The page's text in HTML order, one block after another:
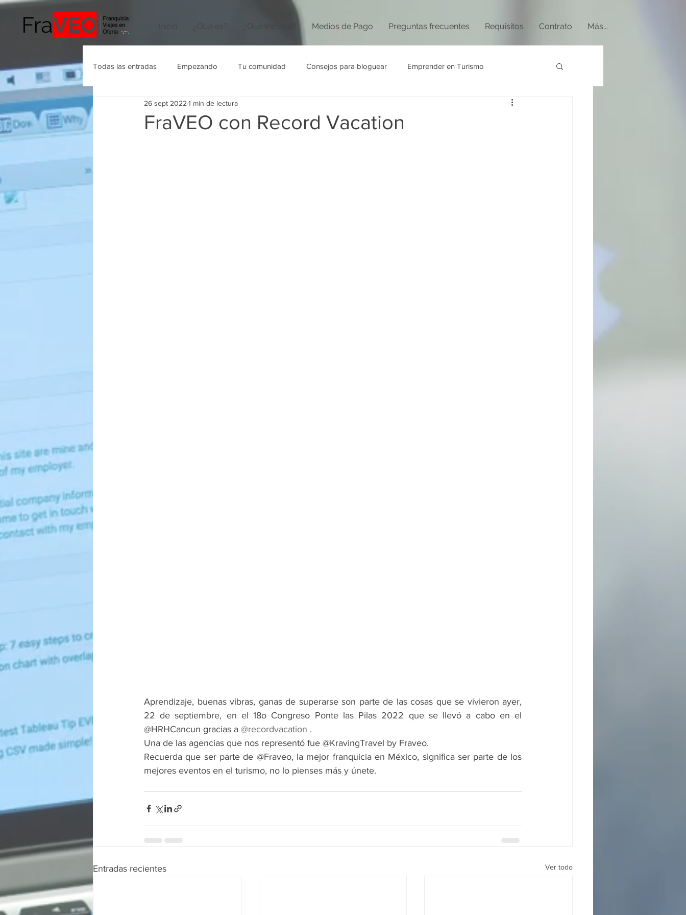
Inicio ¿Qué es? Medios de Pago Preguntas frecuentes Requisitos Contrato Más...
Todas las entradas Empezando Tu comunidad Consejos para bloguear Emprender en Turismo
Agencias de Viajes
FraVEO con Record Vacation
26 sept 2022 1 min de lectura
Aprendizaje, buenas vibras, ganas de superarse son parte de las cosas que se vivieron ayer,
22 de septiembre, en el 18o Congreso Ponte las Pilas 2022 que se llevó a cabo en el
@HRHCancun gracias a @recordvacation .
Una de las agencias que nos representó fue @KravingTravel by Fraveo.
Recuerda que ser parte de @Fraveo, la mejor franquicia en México, significa ser parte de los
mejores eventos en el turismo, no lo pienses más y únete.
Entradas recientes Ver todo